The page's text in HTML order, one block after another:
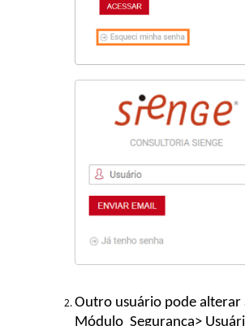
Outro usuário pode alterar
Módulo Segurança>